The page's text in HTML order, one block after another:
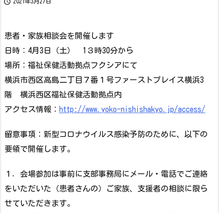

患者・家族相談会を開催します
日時：4月3日（土） 1３時30分から
場所：福祉保健活動拠点フクシアにて
横浜市西区高島二丁目７番１号ファーストプレイス横浜3
階 横浜西区福祉保健活動拠点内
アクセス情報： http://www.yoko-nishishakyo.jp/access/
留意事項：新型コロナウイルス感染予防のために、以下の
要領で開催します。
１．会場参加は事前に支部事務局にメール・電話でご連絡
をいただいた（患者さんの）ご家族、支援者の相談に限ら
せていただきます。